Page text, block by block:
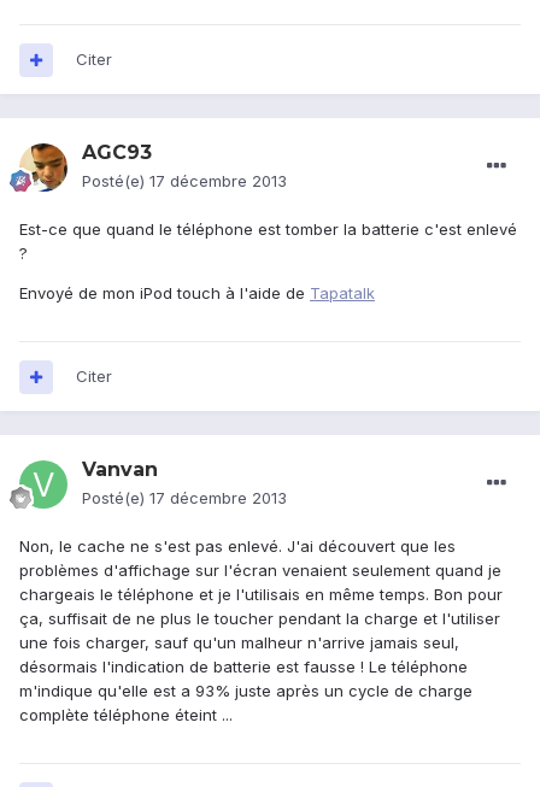
Citer
AGC93
Posté(e) 17 décembre 2013
Est-ce que quand le téléphone est tomber la batterie c'est enlevé
?
Envoyé de mon iPod touch à l'aide de Tapatalk
Citer
Vanvan
Posté(e) 17 décembre 2013
Non, le cache ne s'est pas enlevé. J'ai découvert que les
problèmes d'affichage sur l'écran venaient seulement quand je
chargeais le téléphone et je l'utilisais en même temps. Bon pour
ça, suffisait de ne plus le toucher pendant la charge et l'utiliser
une fois charger, sauf qu'un malheur n'arrive jamais seul,
désormais l'indication de batterie est fausse ! Le téléphone
m'indique qu'elle est a 93% juste après un cycle de charge
complète téléphone éteint ...